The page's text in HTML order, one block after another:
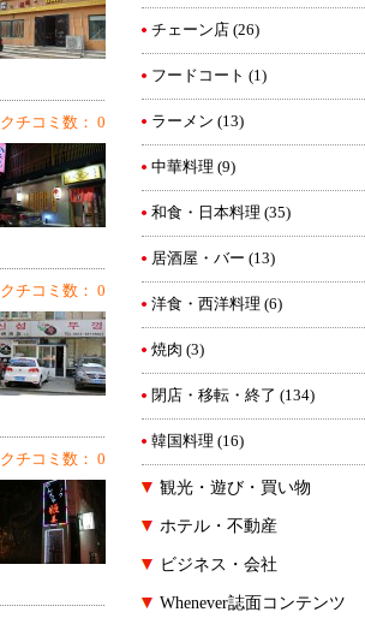
クチコミ数： 0
クチコミ数： 0
クチコミ数： 0
チェーン店 (26)
フードコート (1)
ラーメン (13)
中華料理 (9)
和食・日本料理 (35)
居酒屋・バー (13)
洋食・西洋料理 (6)
焼肉 (3)
閉店・移転・終了 (134)
韓国料理 (16)
観光・遊び・買い物
ホテル・不動産
ビジネス・会社
Whenever誌面コンテンツ